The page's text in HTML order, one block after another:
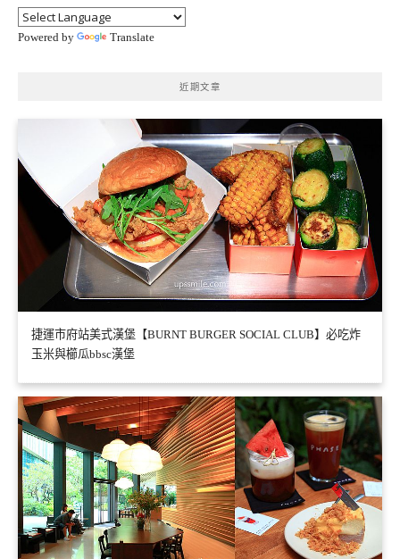
Powered by Translate
近期文章
捷運市府站美式漢堡【BURNT BURGER SOCIAL CLUB】必吃炸
玉米與櫛瓜bbsc漢堡